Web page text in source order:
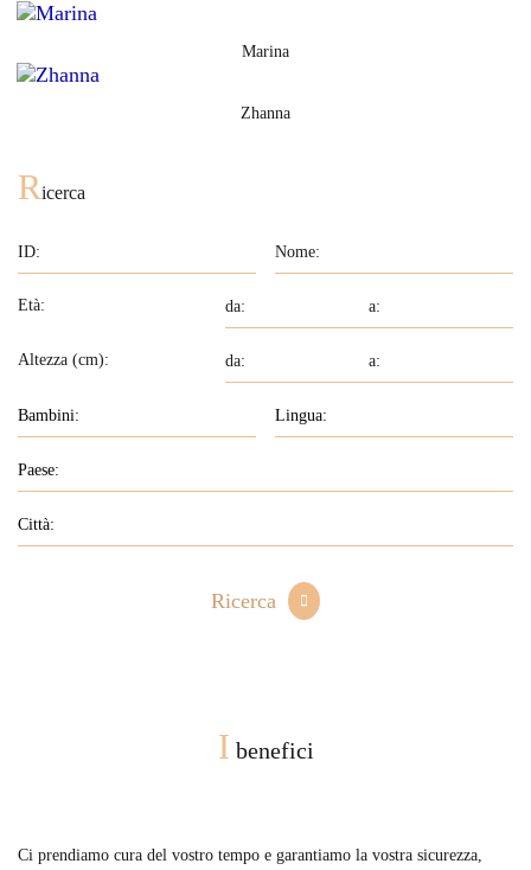
Marina
Zhanna
Ricerca
Età:
Altezza (cm):
Ricerca
I benefici
Ci prendiamo cura del vostro tempo e garantiamo la vostra sicurezza,